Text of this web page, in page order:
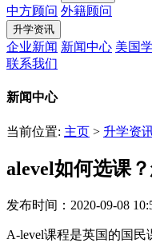
中方顾问 外籍顾问
升学资讯
企业新闻 新闻中心 美国
联系我们
新闻中心
当前位置: 主页 > 升学资
alevel如何选课
发布时间：2020-09-08
A-level课程是英国的国